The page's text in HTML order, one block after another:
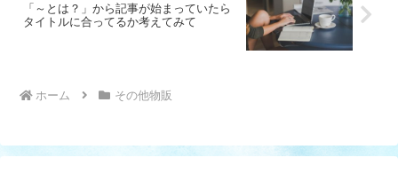
「～とは？」から記事が始まっていたら
タイトルに合ってるか考えてみて
ホーム その他物販